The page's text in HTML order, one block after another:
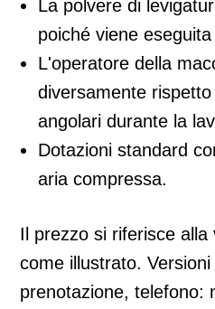
La polvere di
poiché viene
L'operatore della
diversamente
angolari durante la
Dotazioni standard
aria compressa.
Il prezzo si riferisce alla
come illustrato.
prenotazione, telefono: